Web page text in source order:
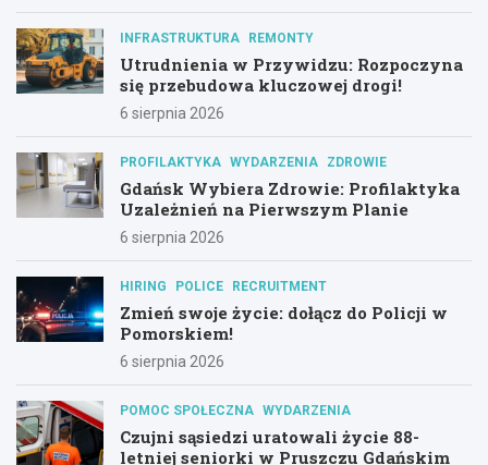
INFRASTRUKTURA REMONTY
Utrudnienia w Przywidzu: Rozpoczyna
się przebudowa kluczowej drogi!
6 sierpnia 2026
PROFILAKTYKA WYDARZENIA ZDROWIE
Gdańsk Wybiera Zdrowie: Profilaktyka
Uzależnień na Pierwszym Planie
6 sierpnia 2026
HIRING POLICE RECRUITMENT
Zmień swoje życie: dołącz do Policji w
Pomorskiem!
6 sierpnia 2026
POMOC SPOŁECZNA WYDARZENIA
Czujni sąsiedzi uratowali życie 88-
letniej seniorki w Pruszczu Gdańskim